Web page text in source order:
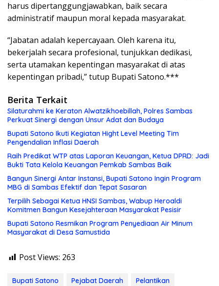
harus dipertanggungjawabkan, baik secara
administratif maupun moral kepada masyarakat.
“Jabatan adalah kepercayaan. Oleh karena itu,
bekerjalah secara profesional, tunjukkan dedikasi,
serta utamakan kepentingan masyarakat di atas
kepentingan pribadi,” tutup Bupati Satono.***
Berita Terkait
Silaturahmi ke Keraton Alwatzikhoebillah, Polres Sambas
Perkuat Sinergi dengan Unsur Adat dan Budaya
Bupati Satono Ikuti Kegiatan Hight Level Meeting Tim
Pengendalian Inflasi Daerah
Raih Predikat WTP atas Laporan Keuangan, Ketua DPRD: Jadi
Bukti Tata Kelola Keuangan Pemkab Sambas Baik
Bangun Sinergi Antar Instansi, Bupati Satono Ingin Program
MBG di Sambas Efektif dan Tepat Sasaran
Terpilih Sebagai Ketua HNSI Sambas, Wabup Heroaldi
Komitmen Bangun Kesejahteraan Masyarakat Pesisir
Bupati Satono Resmikan Program Penyediaan Air Minum
Masyarakat di Desa Samustida
Post Views: 263
Bupati Satono Pejabat Daerah
Pelantikan